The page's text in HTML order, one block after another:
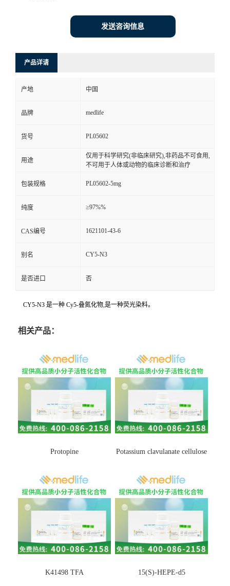
发送咨询信息
产品详请
产地 中国
品牌 medlife
货号 PL05602
用途
仅用于科学研究(非临床研究),非药品不可食用,
不可用于人体或动物的临床诊断和治疗
包装规格 PL05602-5mg
纯度 ≥97%%
CAS编号 1621101-43-6
别名 CY5-N3
是否进口 否
CY5-N3 是一种 Cy5-叠氮化物,是一种荧光染料。
相关产品：
Protopine Potassium clavulanate cellulose
K41498 TFA 15(S)-HEPE-d5